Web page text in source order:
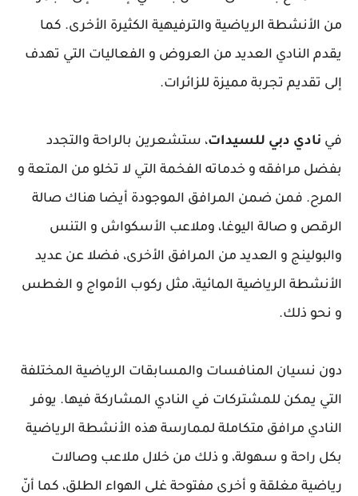
من الأنشطة الرياضية والترفيهية الكثيرة الأخرى. كما
يقدم النادي العديد من العروض و الفعاليات التي تهدف
إلى تقديم تجربة مميزة للزائرات.
في نادي دبي للسيدات، ستشعرين بالراحة والتجدد
بفضل مرافقه و خدماته الفخمة التي لا تخلو من المتعة و
المرح. فمن ضمن المرافق الموجودة أيضا هناك صالة
الرقص و صالة اليوغا، وملاعب الأسكواش و التنس
والبولينج و العديد من المرافق الأخرى، فضلا عن عديد
الأنشطة الرياضية المائية، مثل ركوب الأمواج و الغطس
و نحو ذلك.
دون نسيان المنافسات والمسابقات الرياضية المختلفة
التي يمكن للمشتركات في النادي المشاركة فيها. يوفر
النادي مرافق متكاملة لممارسة هذه الأنشطة الرياضية
بكل راحة و سهولة، و ذلك من خلال ملاعب وصالات
رياضية مغلقة و أخرى مفتوحة غلى الهواء الطلق، كما أنّ